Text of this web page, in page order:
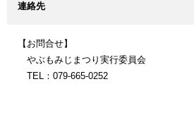
連絡先
【お問合せ】
やぶもみじまつり実行委員会
TEL：079-665-0252